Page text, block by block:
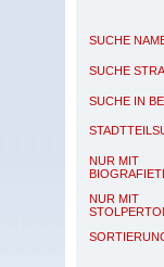
SUCHE
SUCHE
SUCHE IN
NUR MIT
NUR MIT